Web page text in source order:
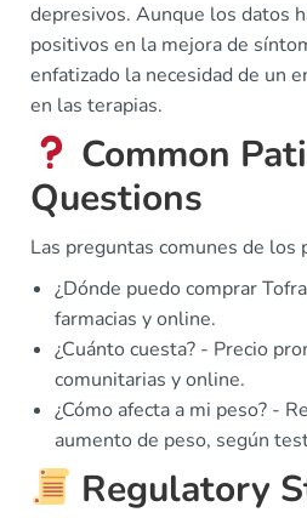
depresivos. Aunque los datos
positivos en la mejora de
enfatizado la necesidad de un
en las terapias.
Common
Questions
Las preguntas comunes de los
¿Dónde puedo comprar
farmacias y online.
¿Cuánto cuesta? - Precio
comunitarias y online.
¿Cómo afecta a mi peso? -
aumento de peso, según
Regulatory